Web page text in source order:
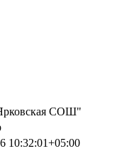
СОШ"
10:32:01+05:00